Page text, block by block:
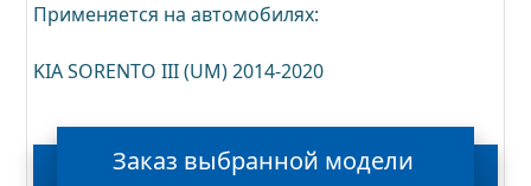
Применяется на автомобилях:
KIA SORENTO III (UM) 2014-2020
Заказ выбранной модели